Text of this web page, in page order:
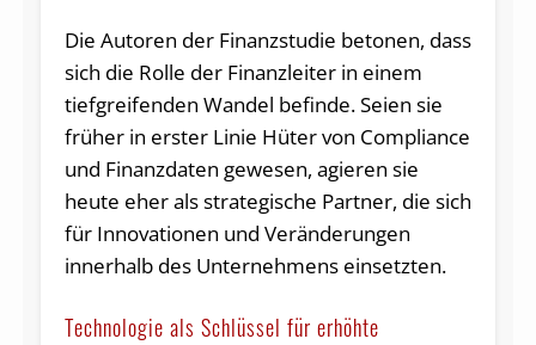
Die Autoren der Finanzstudie betonen, dass
sich die Rolle der Finanzleiter in einem
tiefgreifenden Wandel befinde. Seien sie
früher in erster Linie Hüter von Compliance
und Finanzdaten gewesen, agieren sie
heute eher als strategische Partner, die sich
für Innovationen und Veränderungen
innerhalb des Unternehmens einsetzten.
Technologie als Schlüssel für erhöhte